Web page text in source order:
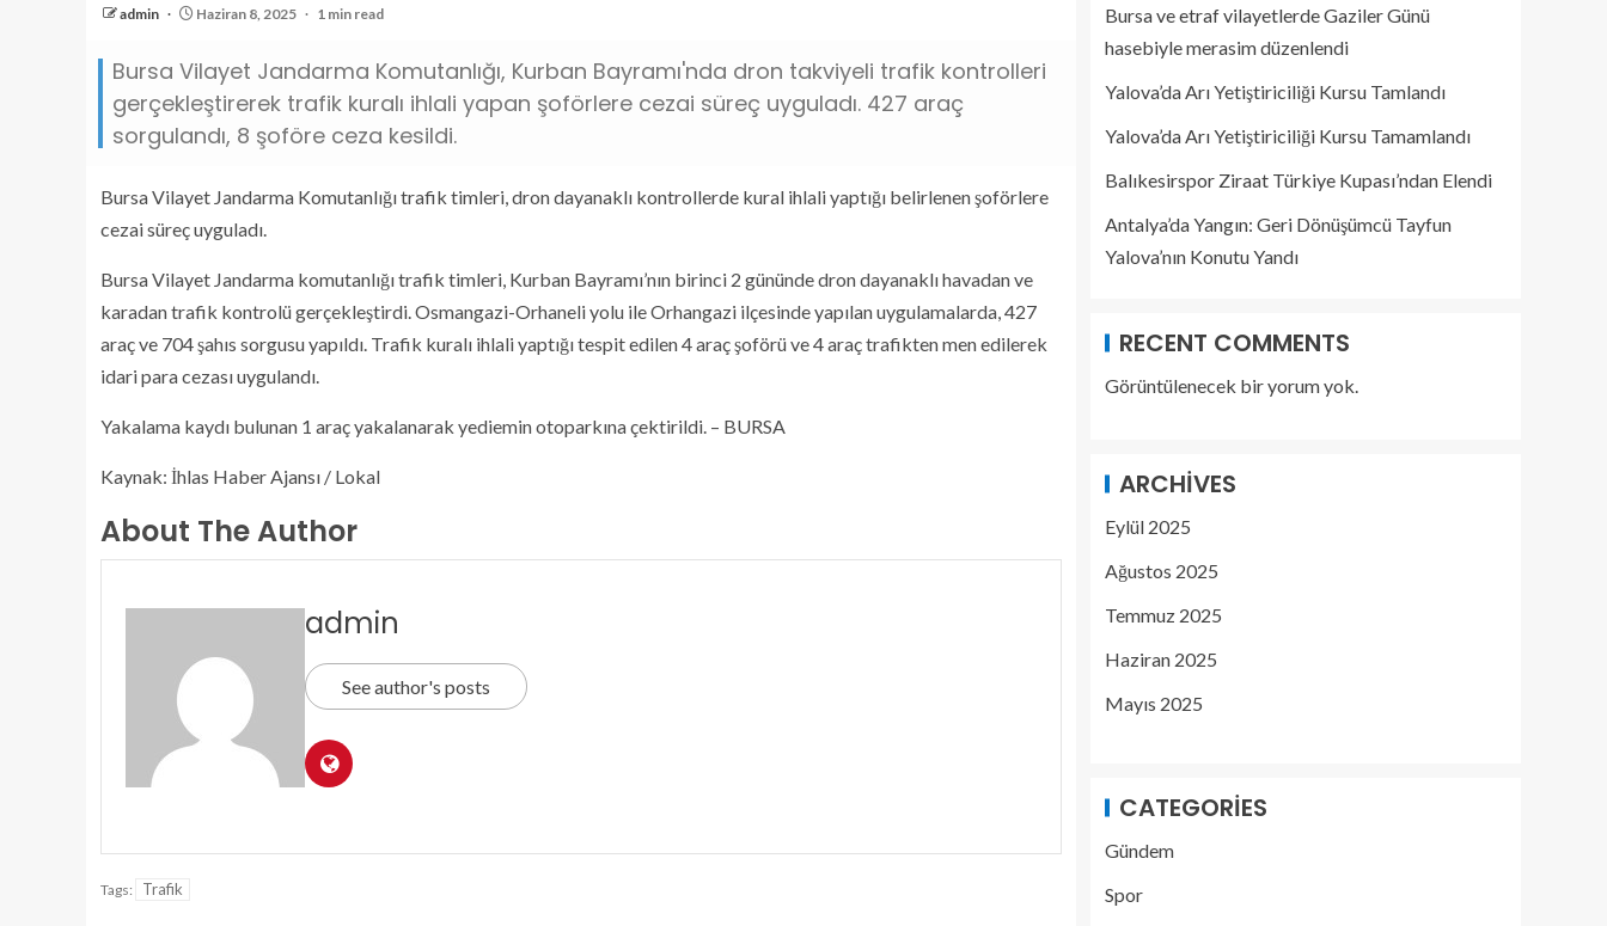
admin Haziran 8, 2025 1 min read
Bursa Vilayet Jandarma Komutanlığı, Kurban Bayramı'nda dron takviyeli trafik kontrolleri
gerçekleştirerek trafik kuralı ihlali yapan şoförlere cezai süreç uyguladı. 427 araç
sorgulandı, 8 şoföre ceza kesildi.
Bursa Vilayet Jandarma Komutanlığı trafik timleri, dron dayanaklı kontrollerde kural ihlali yaptığı belirlenen şoförlere
cezai süreç uyguladı.
Bursa Vilayet Jandarma komutanlığı trafik timleri, Kurban Bayramı’nın birinci 2 gününde dron dayanaklı havadan ve
karadan trafik kontrolü gerçekleştirdi. Osmangazi-Orhaneli yolu ile Orhangazi ilçesinde yapılan uygulamalarda, 427
araç ve 704 şahıs sorgusu yapıldı. Trafik kuralı ihlali yaptığı tespit edilen 4 araç şoförü ve 4 araç trafikten men edilerek
idari para cezası uygulandı.
Yakalama kaydı bulunan 1 araç yakalanarak yediemin otoparkına çektirildi. – BURSA
Kaynak: İhlas Haber Ajansı / Lokal
About The Author
admin
See author's posts
Tags: Trafik
Bursa ve etraf vilayetlerde Gaziler Günü
hasebiyle merasim düzenlendi
Yalova’da Arı Yetiştiriciliği Kursu Tamlandı
Yalova’da Arı Yetiştiriciliği Kursu Tamamlandı
Balıkesirspor Ziraat Türkiye Kupası’ndan Elendi
Antalya’da Yangın: Geri Dönüşümcü Tayfun
Yalova’nın Konutu Yandı
RECENT COMMENTS
Görüntülenecek bir yorum yok.
ARCHIVES
Eylül 2025
Ağustos 2025
Temmuz 2025
Haziran 2025
Mayıs 2025
CATEGORIES
Gündem
Spor